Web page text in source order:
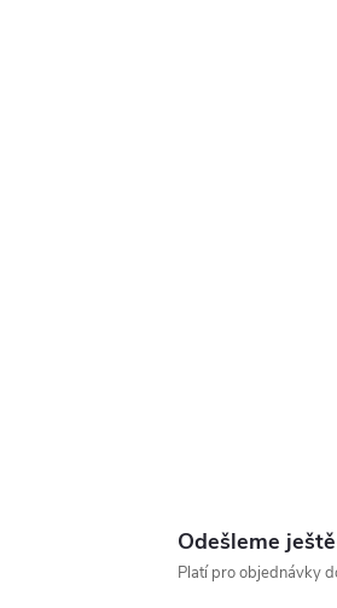
Odešleme
Platí pro objednávky